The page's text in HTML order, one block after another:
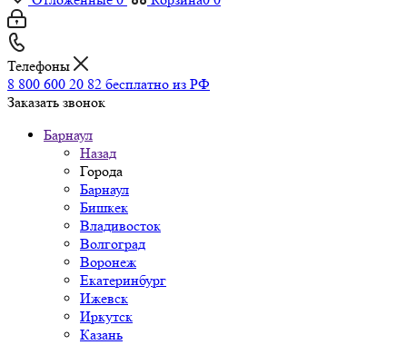
Телефоны
8 800 600 20 82 бесплатно из РФ
Заказать звонок
Барнаул
Назад
Города
Барнаул
Бишкек
Владивосток
Волгоград
Воронеж
Екатеринбург
Ижевск
Иркутск
Казань